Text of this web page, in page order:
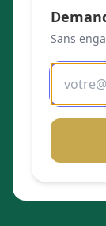
Sans